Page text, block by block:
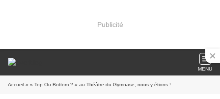
Publicité
MENU
Accueil » « Top Ou Bottom ? » au Théâtre du Gymnase, nous y étions !